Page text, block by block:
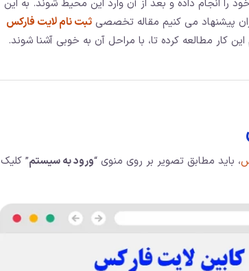
را انجام داده و بعد از آن وارد این محیط شوند. به این
پیشنهاد می کنیم مقاله تخصصی ثبت نام لایت فارکس
این کار مطالعه کرده تا، با مراحل آن به خوبی آشنا شوند.
، باید مطابق تصویر بر روی منوی “ورود به سیستم” کلیک